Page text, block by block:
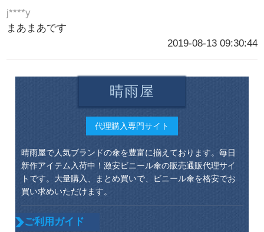
j****y
まあまあです
2019-08-13 09:30:44
晴雨屋
代理購入専門サイト
晴雨屋で人気ブランドの傘を豊富に揃えております。毎日
新作アイテム入荷中！激安ビニール傘の販売通販代理サイ
トです。大量購入、まとめ買いで、ビニール傘を格安でお
買い求めいただけます。
ご利用ガイド